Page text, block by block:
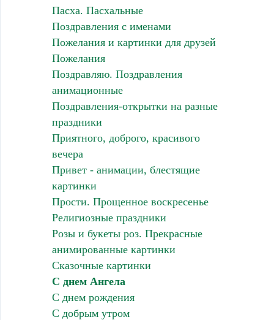
Пасха. Пасхальные
Поздравления с именами
Пожелания и картинки для друзей
Пожелания
Поздравляю. Поздравления
анимационные
Поздравления-открытки на разные
праздники
Приятного, доброго, красивого
вечера
Привет - анимации, блестящие
картинки
Прости. Прощенное воскресенье
Религиозные праздники
Розы и букеты роз. Прекрасные
анимированные картинки
Сказочные картинки
С днем Ангела
С днем рождения
С добрым утром